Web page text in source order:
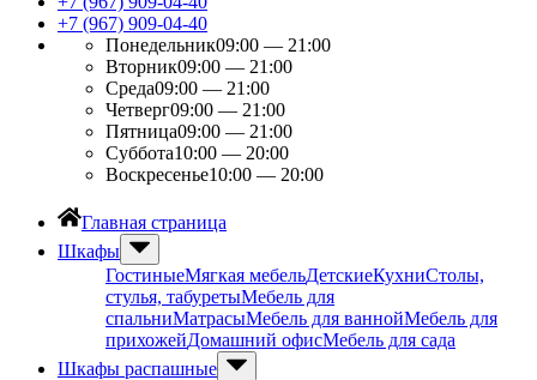
+7 (967) 909-04-40
Понедельник09:00 — 21:00
Вторник09:00 — 21:00
Среда09:00 — 21:00
Четверг09:00 — 21:00
Пятница09:00 — 21:00
Суббота10:00 — 20:00
Воскресенье10:00 — 20:00
Главная страница
Шкафы
ГостиныеМягкая мебельДетскиеКухниСтолы,
стулья, табуретыМебель для
спальниМатрасыМебель для ваннойМебель для
прихожейДомашний офисМебель для сада
Шкафы распашные